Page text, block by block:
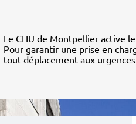
Le CHU de Montpellier active
Pour garantir une prise en
tout déplacement aux